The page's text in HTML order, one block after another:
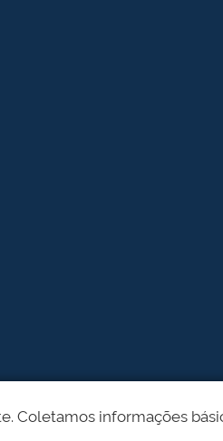
informações